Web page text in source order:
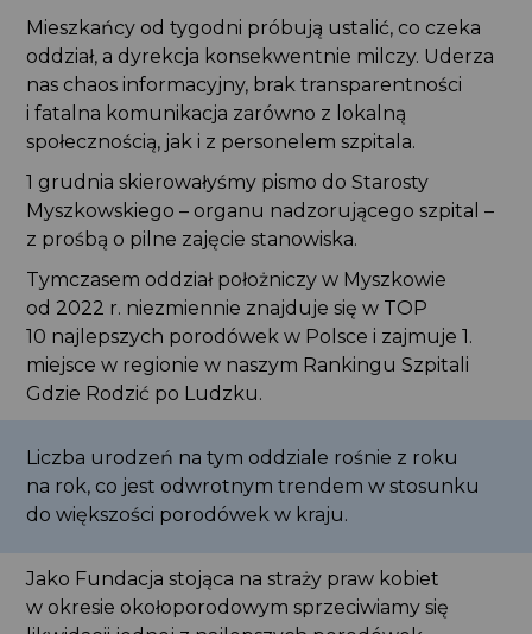
Mieszkańcy od tygodni próbują ustalić, co czeka
oddział, a dyrekcja konsekwentnie milczy. Uderza
nas chaos informacyjny, brak transparentności
i fatalna komunikacja zarówno z lokalną
społecznością, jak i z personelem szpitala.
1 grudnia skierowałyśmy pismo do Starosty
Myszkowskiego – organu nadzorującego szpital –
z prośbą o pilne zajęcie stanowiska.
Tymczasem oddział położniczy w Myszkowie
od 2022 r. niezmiennie znajduje się w TOP
10 najlepszych porodówek w Polsce i zajmuje 1.
miejsce w regionie w naszym Rankingu Szpitali
Gdzie Rodzić po Ludzku.
Liczba urodzeń na tym oddziale rośnie z roku
na rok, co jest odwrotnym trendem w stosunku
do większości porodówek w kraju.
Jako Fundacja stojąca na straży praw kobiet
w okresie okołoporodowym sprzeciwiamy się